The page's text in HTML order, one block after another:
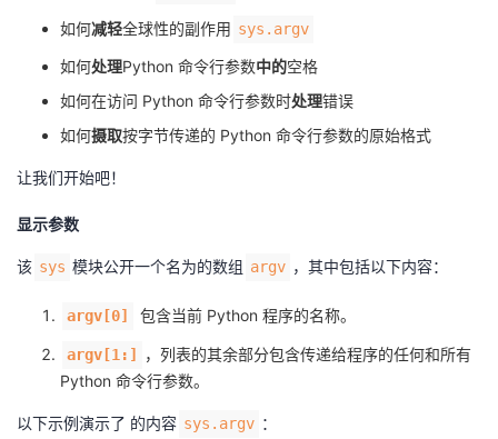
如何减轻全球性的副作用 sys.argv
如何处理Python 命令行参数中的空格
如何在访问 Python 命令行参数时处理错误
如何摄取按字节传递的 Python 命令行参数的原始格式
让我们开始吧！
显示参数
该 sys 模块公开一个名为的数组 argv ，其中包括以下内容：
argv[0] 包含当前 Python 程序的名称。
argv[1:]
，列表的其余部分包含传递给程序的任何和所有
Python 命令行参数。
以下示例演示了 的内容 sys.argv ：